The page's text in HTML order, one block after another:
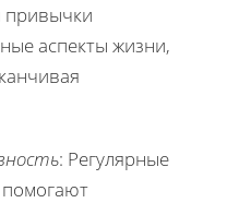
привычки
аспекты жизни,
: Регулярные
помогают